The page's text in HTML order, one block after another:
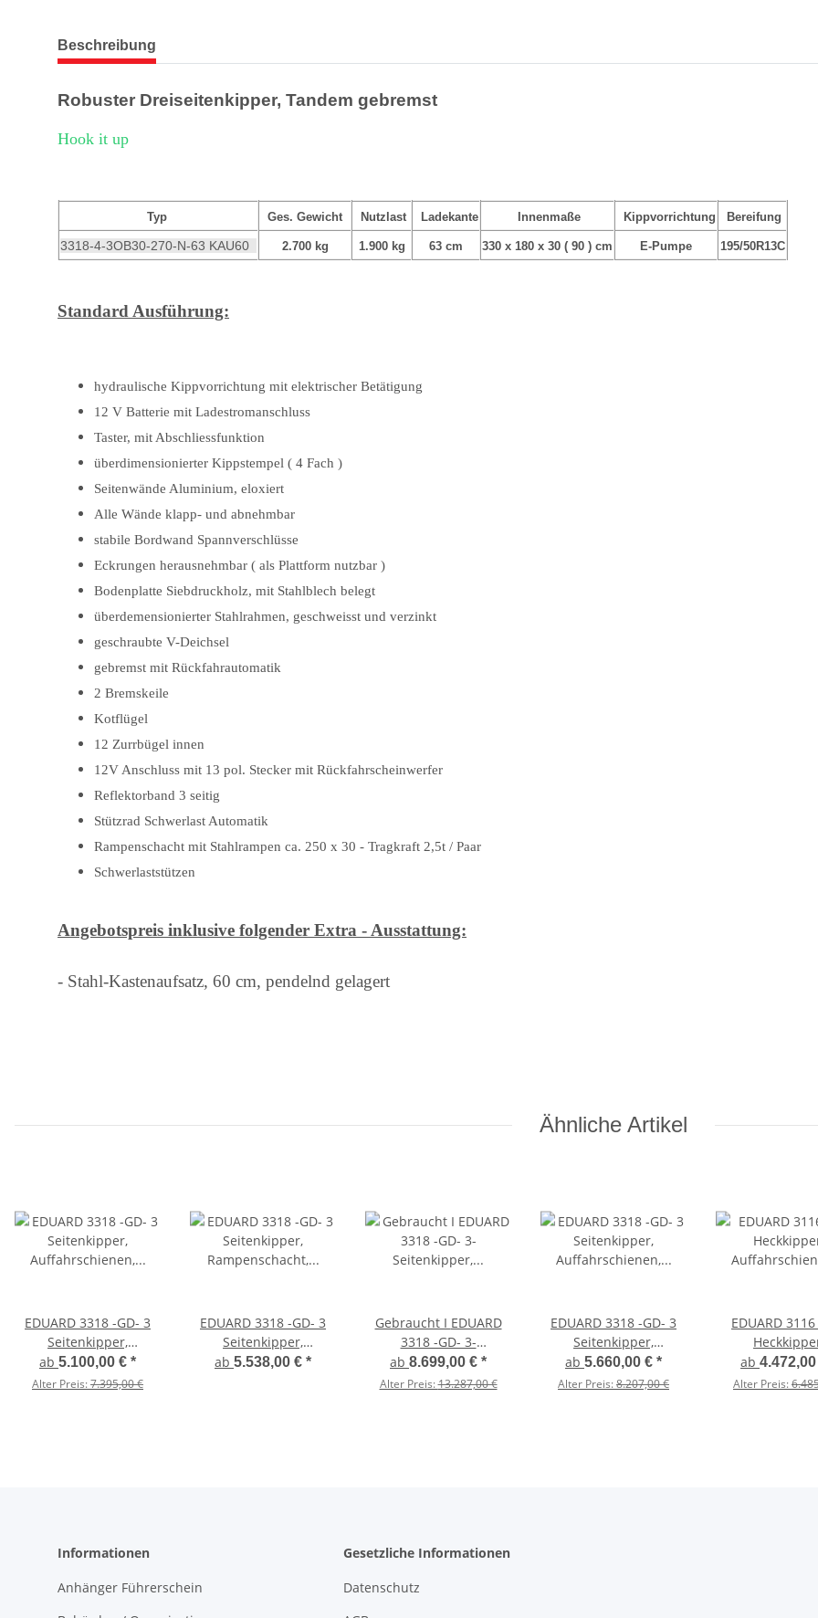
weitere Registerkarten anzeigen
Beschreibung
Robuster Dreiseitenkipper, Tandem gebremst
Hook it up
Typ Ges. Gewicht Nutzlast Ladekante Innenmaße Kippvorrichtung Bereifung
3318-4-3OB30-270-N-63 KAU60 2.700 kg 1.900 kg 63 cm 330 x 180 x 30 ( 90 ) cm E-Pumpe 195/50R13C
Standard Ausführung:
hydraulische Kippvorrichtung mit elektrischer Betätigung
12 V Batterie mit Ladestromanschluss
Taster, mit Abschliessfunktion
überdimensionierter Kippstempel ( 4 Fach )
Seitenwände Aluminium, eloxiert
Alle Wände klapp- und abnehmbar
stabile Bordwand Spannverschlüsse
Eckrungen herausnehmbar ( als Plattform nutzbar )
Bodenplatte Siebdruckholz, mit Stahlblech belegt
überdemensionierter Stahlrahmen, geschweisst und verzinkt
geschraubte V-Deichsel
gebremst mit Rückfahrautomatik
2 Bremskeile
Kotflügel
12 Zurrbügel innen
12V Anschluss mit 13 pol. Stecker mit Rückfahrscheinwerfer
Reflektorband 3 seitig
Stützrad Schwerlast Automatik
Rampenschacht mit Stahlrampen ca. 250 x 30 - Tragkraft 2,5t / Paar
Schwerlaststützen
Angebotspreis inklusive folgender Extra - Ausstattung:
- Stahl-Kastenaufsatz, 60 cm, pendelnd gelagert
Ähnliche Artikel
EDUARD 3318 -GD- 3
Seitenkipper,
Auffahrschienen,
Bordwände 30cm
ab 5.100,00 € *
Alter Preis:7.395,00 €
EDUARD 3318 -GD- 3
Seitenkipper,
Rampenschacht,
ab 5.538,00 € *
Gebraucht I EDUARD
3318 -GD- 3-
Seitenkipper,
Auffahrschienen,
ab 8.699,00 € *
Alter Preis:13.287,00 €
EDUARD 3318 -GD- 3
Seitenkipper,
Auffahrschienen,
Bordwände 30cm
ab 5.660,00 € *
Alter Preis:8.207,00 €
EDUARD
Bordwände
ab
Alter Preis:
Informationen
Anhänger Führerschein
Gesetzliche Informationen
Datenschutz